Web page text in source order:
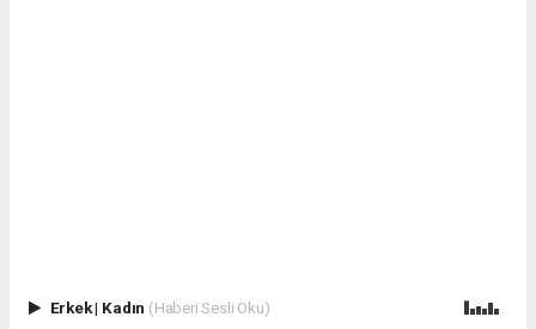
Erkek| Kadın (Haberi Sesli Oku)